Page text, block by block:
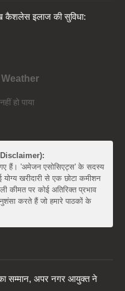
कैशलेस इलाज की सुविधा:
हो पाया
Disclaimer):
गए हैं। 'अमेजन एसोसिएट्स' के सदस्य
खरीदारी से एक छोटा कमीशन
कीमत पर कोई अतिरिक्त प्रभाव
करते हैं जो हमारे पाठकों के
सम्मान, अपर नगर आयुक्त ने